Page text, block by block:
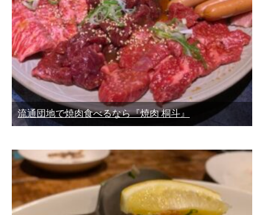
流通団地で焼肉食べるなら『焼肉 桐斗』